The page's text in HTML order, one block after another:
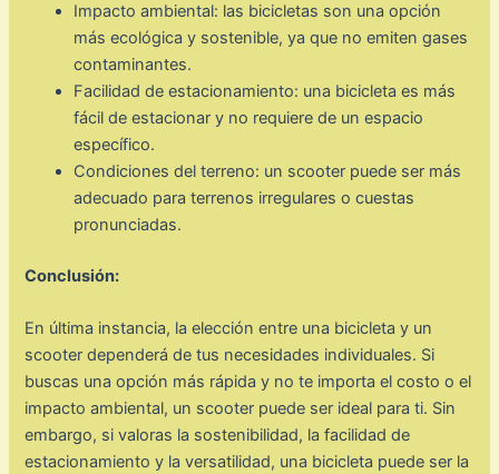
Impacto ambiental: las bicicletas son una opción
más ecológica y sostenible, ya que no emiten gases
contaminantes.
Facilidad de estacionamiento: una bicicleta es más
fácil de estacionar y no requiere de un espacio
específico.
Condiciones del terreno: un scooter puede ser más
adecuado para terrenos irregulares o cuestas
pronunciadas.
Conclusión:
En última instancia, la elección entre una bicicleta y un
scooter dependerá de tus necesidades individuales. Si
buscas una opción más rápida y no te importa el costo o el
impacto ambiental, un scooter puede ser ideal para ti. Sin
embargo, si valoras la sostenibilidad, la facilidad de
estacionamiento y la versatilidad, una bicicleta puede ser la